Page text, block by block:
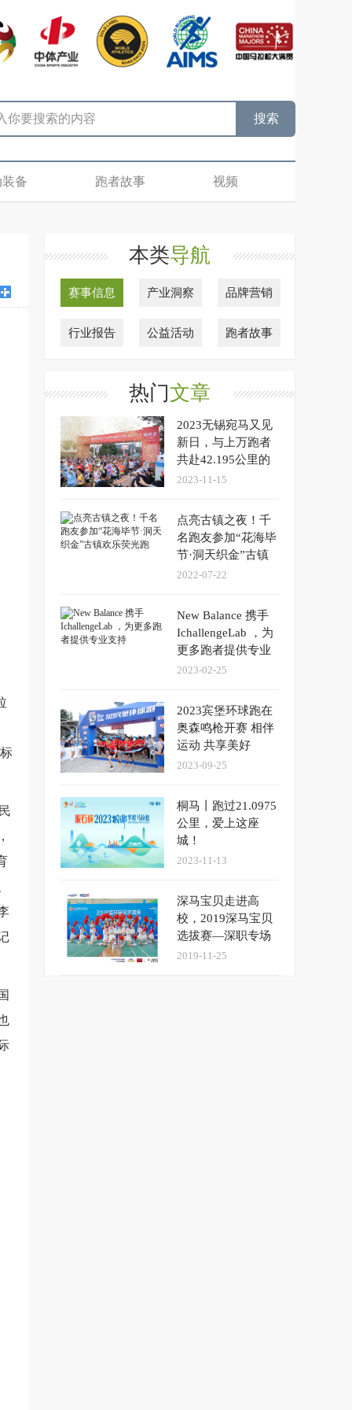
备 跑者故事 视频
本类导航
赛事信息 产业洞察 品牌营销
行业报告 公益活动 跑者故事
热门文章
2023无锡宛马又见
新日，与上万跑者
共赴42.195公里的
热爱
2023-11-15
点亮古镇之夜！千
名跑友参加“花海毕
节·洞天织金”古镇
欢乐荧光跑
2022-07-22
New Balance 携手
IchallengeLab ，为
更多跑者提供专业
支持
2023-02-25
2023宾堡环球跑在
奥森鸣枪开赛 相伴
运动 共享美好
2023-09-25
桐马丨跑过21.0975
公里，爱上这座
城！
2023-11-13
深马宝贝走进高
校，2019深马宝贝
选拔赛—深职专场
圆满落幕
2019-11-25